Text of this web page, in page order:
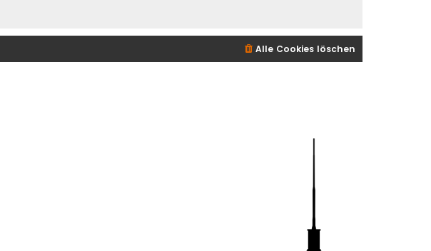
Alle Cookies löschen